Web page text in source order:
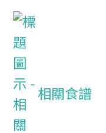
相關食譜